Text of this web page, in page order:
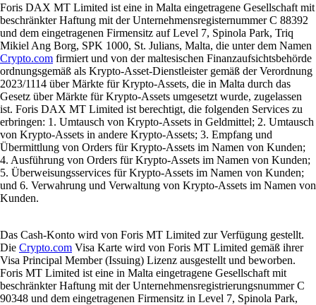
Foris DAX MT Limited ist eine in Malta eingetragene Gesellschaft mit
beschränkter Haftung mit der Unternehmensregisternummer C 88392
und dem eingetragenen Firmensitz auf Level 7, Spinola Park, Triq
Mikiel Ang Borg, SPK 1000, St. Julians, Malta, die unter dem Namen
Crypto.com firmiert und von der maltesischen Finanzaufsichtsbehörde
ordnungsgemäß als Krypto-Asset-Dienstleister gemäß der Verordnung
2023/1114 über Märkte für Krypto-Assets, die in Malta durch das
Gesetz über Märkte für Krypto-Assets umgesetzt wurde, zugelassen
ist. Foris DAX MT Limited ist berechtigt, die folgenden Services zu
erbringen: 1. Umtausch von Krypto-Assets in Geldmittel; 2. Umtausch
von Krypto-Assets in andere Krypto-Assets; 3. Empfang und
Übermittlung von Orders für Krypto-Assets im Namen von Kunden;
4. Ausführung von Orders für Krypto-Assets im Namen von Kunden;
5. Überweisungsservices für Krypto-Assets im Namen von Kunden;
und 6. Verwahrung und Verwaltung von Krypto-Assets im Namen von
Kunden.
Das Cash-Konto wird von Foris MT Limited zur Verfügung gestellt.
Die Crypto.com Visa Karte wird von Foris MT Limited gemäß ihrer
Visa Principal Member (Issuing) Lizenz ausgestellt und beworben.
Foris MT Limited ist eine in Malta eingetragene Gesellschaft mit
beschränkter Haftung mit der Unternehmensregistrierungsnummer C
90348 und dem eingetragenen Firmensitz in Level 7, Spinola Park,